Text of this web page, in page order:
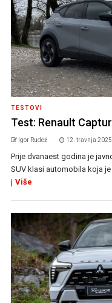
TESTOVI
Test: Renault
Igor Rudež 12. travnja 2025.
Prije dvanaest godina je
SUV klasi automobila koja
j Više